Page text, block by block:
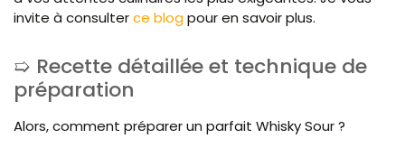
invite à consulterce blogpour en savoir plus.
Recette détaillée et technique de
préparation
Alors, comment préparer un parfait Whisky Sour ?